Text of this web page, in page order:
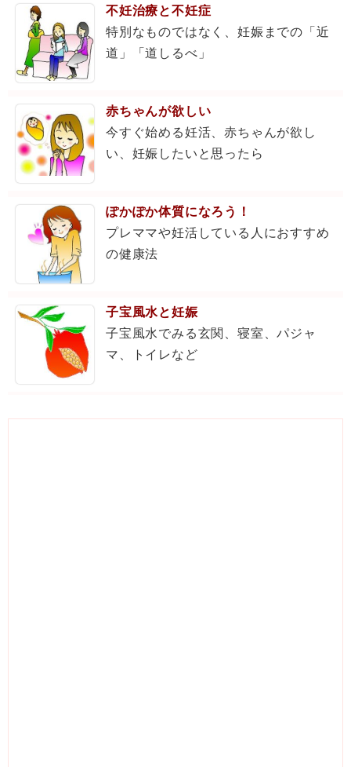
不妊治療と不妊症
特別なものではなく、妊娠までの「近
道」「道しるべ」
赤ちゃんが欲しい
今すぐ始める妊活、赤ちゃんが欲し
い、妊娠したいと思ったら
ぽかぽか体質になろう！
プレママや妊活している人におすすめ
の健康法
子宝風水と妊娠
子宝風水でみる玄関、寝室、パジャ
マ、トイレなど